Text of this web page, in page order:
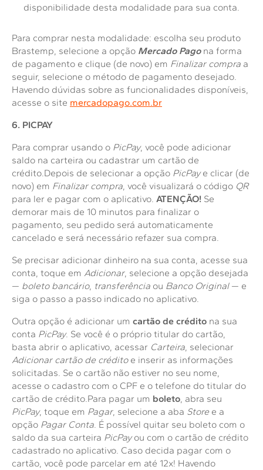
disponibilidade desta modalidade para sua conta.
Para comprar nesta modalidade: escolha seu produto
Brastemp, selecione a opção Mercado Pagona forma
de pagamento e clique (de novo) em Finalizar compra a
seguir, selecione o método de pagamento desejado.
Havendo dúvidas sobre as funcionalidades disponíveis,
acesse o site mercadopago.com.br
6. PICPAY
Para comprar usando o PicPay, você pode adicionar
saldo na carteira ou cadastrar um cartão de
crédito.Depois de selecionar a opção PicPaye clicar (de
novo) em Finalizar compra, você visualizará o código QR
para ler e pagar com o aplicativo. ATENÇÃO! Se
demorar mais de 10 minutos para finalizar o
pagamento, seu pedido será automaticamente
cancelado e será necessário refazer sua compra.
Se precisar adicionar dinheiro na sua conta, acesse sua
conta, toque em Adicionar, selecione a opção desejada
— boleto bancário, transferência ou Banco Original— e
siga o passo a passo indicado no aplicativo.
Outra opção é adicionar um cartão de crédito na sua
conta PicPay. Se você é o próprio titular do cartão,
basta abrir o aplicativo, acessar Carteira, selecionar
Adicionar cartão de créditoe inserir as informações
solicitadas. Se o cartão não estiver no seu nome,
acesse o cadastro com o CPF e o telefone do titular do
cartão de crédito.Para pagar um boleto, abra seu
PicPay, toque em Pagar, selecione a aba Storee a
opção Pagar Conta. É possível quitar seu boleto com o
saldo da sua carteira PicPayou com o cartão de crédito
cadastrado no aplicativo. Caso decida pagar com o
cartão, você pode parcelar em até 12x! Havendo